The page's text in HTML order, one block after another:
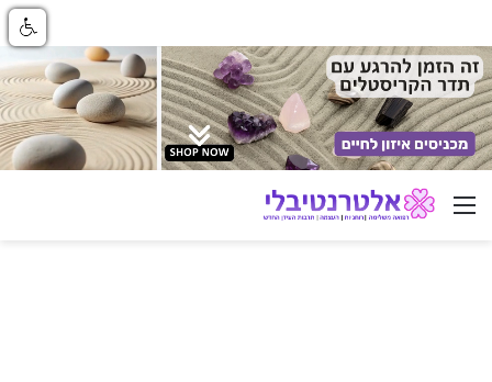
ניווט באתר